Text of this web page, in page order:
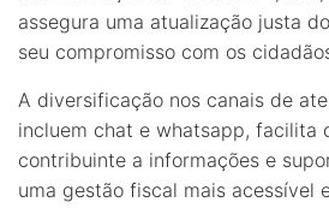
assegura uma atualização justa
seu compromisso com os
A diversificação nos canais de
incluem chat e whatsapp, facilita
contribuinte a informações e
uma gestão fiscal mais acessível